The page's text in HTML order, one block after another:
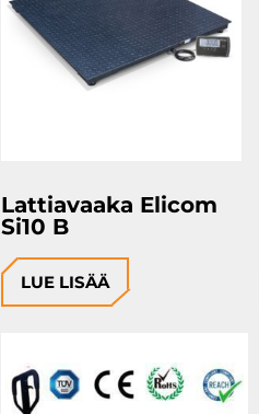
Lattiavaaka Elicom
Si10 B
LUE LISÄÄ